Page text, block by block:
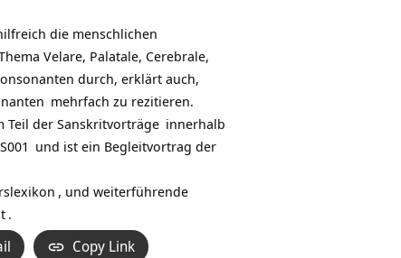
die menschlichen
Velare, Palatale, Cerebrale,
durch, erklärt auch,
mehrfach zu rezitieren.
Teil der Sanskritvorträge innerhalb
und ist ein Begleitvortrag der
, und weiterführende
.
Copy Link